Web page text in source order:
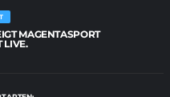
MAGENTASPORT
LIVE.